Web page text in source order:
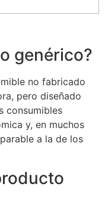
genérico?
no fabricado
pero diseñado
consumibles
y, en muchos
a la de los